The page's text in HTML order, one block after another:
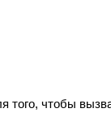
того, чтобы